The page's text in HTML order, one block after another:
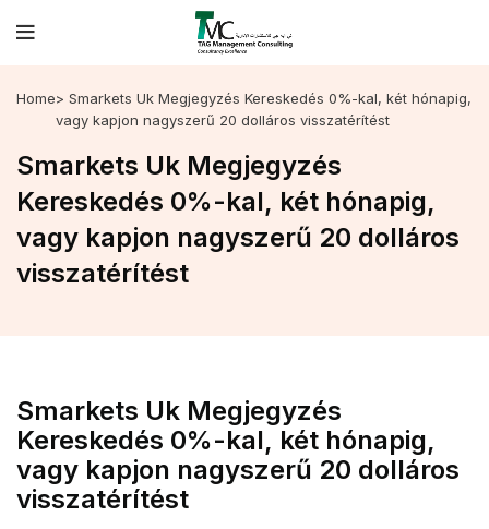
Home> Smarkets Uk Megjegyzés Kereskedés 0%-kal, két hónapig,
vagy kapjon nagyszerű 20 dolláros visszatérítést
Smarkets Uk Megjegyzés
Kereskedés 0%-kal, két hónapig,
vagy kapjon nagyszerű 20 dolláros
visszatérítést
Smarkets Uk Megjegyzés
Kereskedés 0%-kal, két hónapig,
vagy kapjon nagyszerű 20 dolláros
visszatérítést